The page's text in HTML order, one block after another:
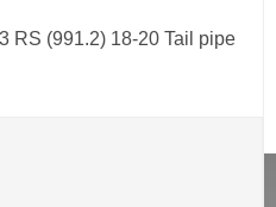
RS (991.2) 18-20 Tail pipe